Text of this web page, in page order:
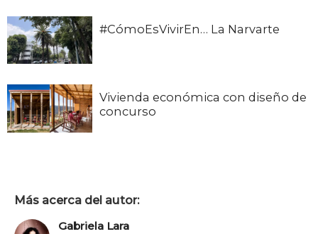
#CómoEsVivirEn… La Narvarte
Vivienda económica con diseño de
concurso
Más acerca del autor:
Gabriela Lara